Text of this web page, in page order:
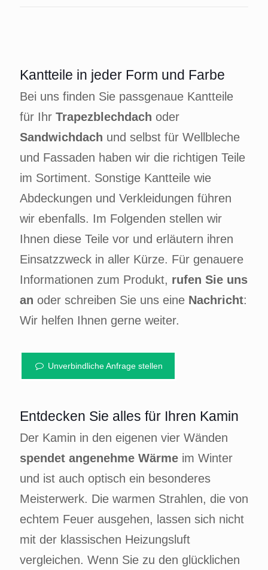
Kantteile in jeder Form und Farbe
Bei uns finden Sie passgenaue Kantteile
für Ihr Trapezblechdach oder
Sandwichdach und selbst für Wellbleche
und Fassaden haben wir die richtigen Teile
im Sortiment. Sonstige Kantteile wie
Abdeckungen und Verkleidungen führen
wir ebenfalls. Im Folgenden stellen wir
Ihnen diese Teile vor und erläutern ihren
Einsatzzweck in aller Kürze. Für genauere
Informationen zum Produkt, rufen Sie uns
an oder schreiben Sie uns eine Nachricht:
Wir helfen Ihnen gerne weiter.
Unverbindliche Anfrage stellen
Entdecken Sie alles für Ihren Kamin
Der Kamin in den eigenen vier Wänden
spendet angenehme Wärme im Winter
und ist auch optisch ein besonderes
Meisterwerk. Die warmen Strahlen, die von
echtem Feuer ausgehen, lassen sich nicht
mit der klassischen Heizungsluft
vergleichen. Wenn Sie zu den glücklichen